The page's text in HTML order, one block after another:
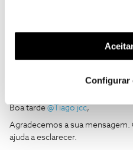
funcionalidades (cookies
funcionalidade) e adaptar
(cookies de publicidade
utilização dos cookies
Configurar
Boa tarde @Tiago jcc,
Agradecemos a sua mensagem.
ajuda a esclarecer.